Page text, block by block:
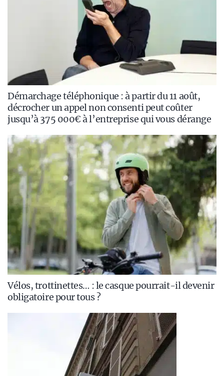
Démarchage téléphonique : à partir du 11 août,
décrocher un appel non consenti peut coûter
jusqu’à 375 000€ à l’entreprise qui vous dérange
Vélos, trottinettes… : le casque pourrait-il devenir
obligatoire pour tous ?